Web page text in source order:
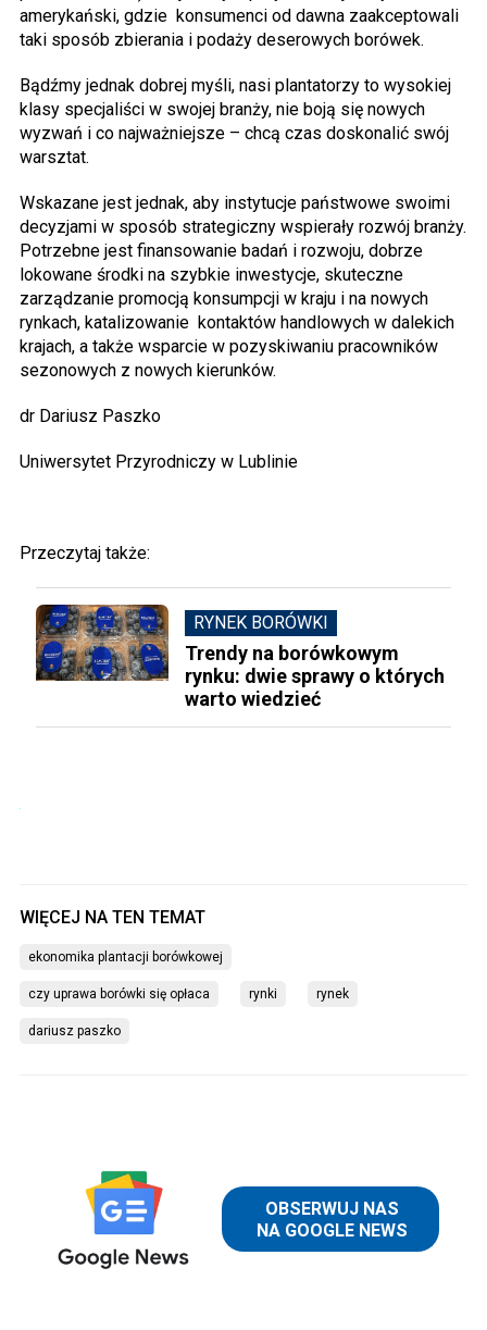
amerykański, gdzie konsumenci od dawna zaakceptowali
taki sposób zbierania i podaży deserowych borówek.
Bądźmy jednak dobrej myśli, nasi plantatorzy to wysokiej
klasy specjaliści w swojej branży, nie boją się nowych
wyzwań i co najważniejsze – chcą czas doskonalić swój
warsztat.
Wskazane jest jednak, aby instytucje państwowe swoimi
decyzjami w sposób strategiczny wspierały rozwój branży.
Potrzebne jest finansowanie badań i rozwoju, dobrze
lokowane środki na szybkie inwestycje, skuteczne
zarządzanie promocją konsumpcji w kraju i na nowych
rynkach, katalizowanie kontaktów handlowych w dalekich
krajach, a także wsparcie w pozyskiwaniu pracowników
sezonowych z nowych kierunków.
dr Dariusz Paszko
Uniwersytet Przyrodniczy w Lublinie
Przeczytaj także:
RYNEK BORÓWKI
Trendy na borówkowym
rynku: dwie sprawy o których
warto wiedzieć
ekonomika plantacji borówkowej
czy uprawa borówki się opłaca rynki rynek
dariusz paszko